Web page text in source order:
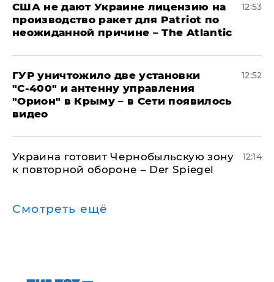
США не дают Украине лицензию на
производство ракет для Patriot по
неожиданной причине – The Atlantic
12:53
ГУР уничтожило две установки
"С‑400" и антенну управления
"Орион" в Крыму – в Сети появилось
видео
12:52
Украина готовит Чернобыльскую зону
к повторной обороне – Der Spiegel
12:14
Смотреть ещё